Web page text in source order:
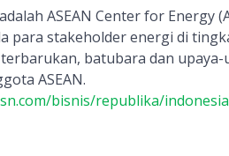
ASEAN Center for Energy
para stakeholder energi di
batubara dan
ASEAN.
bisnis/republika/